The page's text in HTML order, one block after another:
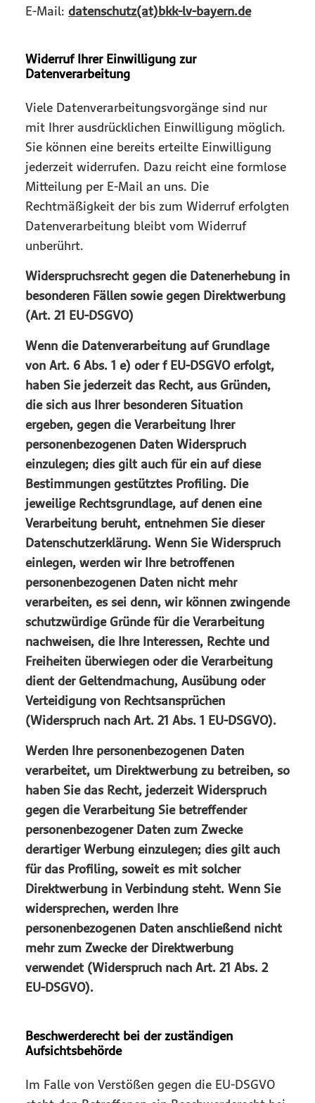
E-Mail: datenschutz(at)bkk-lv-bayern.de
Widerruf Ihrer Einwilligung zur
Datenverarbeitung
Viele Datenverarbeitungsvorgänge sind nur
mit Ihrer ausdrücklichen Einwilligung möglich.
Sie können eine bereits erteilte Einwilligung
jederzeit widerrufen. Dazu reicht eine formlose
Mitteilung per E-Mail an uns. Die
Rechtmäßigkeit der bis zum Widerruf erfolgten
Datenverarbeitung bleibt vom Widerruf
unberührt.
Widerspruchsrecht gegen die Datenerhebung in
besonderen Fällen sowie gegen Direktwerbung
(Art. 21 EU-DSGVO)
Wenn die Datenverarbeitung auf Grundlage
von Art. 6 Abs. 1 e) oder f EU-DSGVO erfolgt,
haben Sie jederzeit das Recht, aus Gründen,
die sich aus Ihrer besonderen Situation
ergeben, gegen die Verarbeitung Ihrer
personenbezogenen Daten Widerspruch
einzulegen; dies gilt auch für ein auf diese
Bestimmungen gestütztes Profiling. Die
jeweilige Rechtsgrundlage, auf denen eine
Verarbeitung beruht, entnehmen Sie dieser
Datenschutzerklärung. Wenn Sie Widerspruch
einlegen, werden wir Ihre betroffenen
personenbezogenen Daten nicht mehr
verarbeiten, es sei denn, wir können zwingende
schutzwürdige Gründe für die Verarbeitung
nachweisen, die Ihre Interessen, Rechte und
Freiheiten überwiegen oder die Verarbeitung
dient der Geltendmachung, Ausübung oder
Verteidigung von Rechtsansprüchen
(Widerspruch nach Art. 21 Abs. 1 EU-DSGVO).
Werden Ihre personenbezogenen Daten
verarbeitet, um Direktwerbung zu betreiben, so
haben Sie das Recht, jederzeit Widerspruch
gegen die Verarbeitung Sie betreffender
personenbezogener Daten zum Zwecke
derartiger Werbung einzulegen; dies gilt auch
für das Profiling, soweit es mit solcher
Direktwerbung in Verbindung steht. Wenn Sie
widersprechen, werden Ihre
personenbezogenen Daten anschließend nicht
mehr zum Zwecke der Direktwerbung
verwendet (Widerspruch nach Art. 21 Abs. 2
EU-DSGVO).
Beschwerderecht bei der zuständigen
Aufsichtsbehörde
Im Falle von Verstößen gegen die EU-DSGVO